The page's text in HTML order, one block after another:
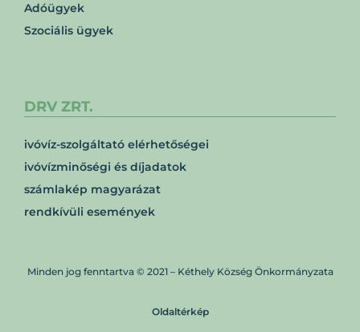
Adóügyek
Szociális ügyek
DRV ZRT.
ivóvíz-szolgáltató elérhetőségei
ivóvízminőségi és díjadatok
számlakép magyarázat
rendkívüli események
Minden jog fenntartva © 2021 – Kéthely Község Önkormányzata
Oldaltérkép